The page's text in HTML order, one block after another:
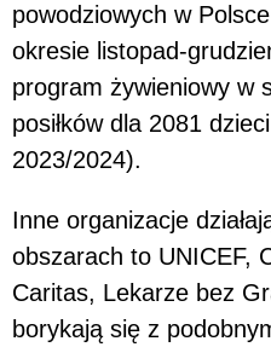
powodziowych w
okresie listopad-
program żywieniowy w
posiłków dla 2081
2023/2024).
Inne organizacje
obszarach to UNICEF,
Caritas, Lekarze bez
borykają się z